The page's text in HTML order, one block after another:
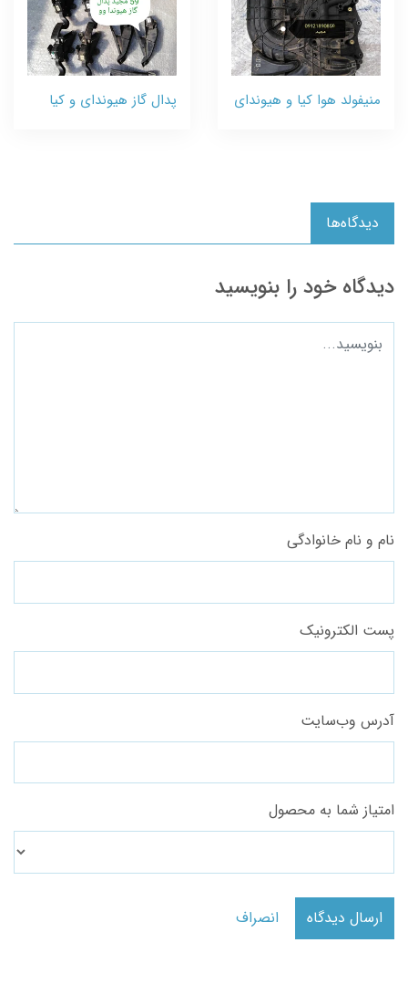
منیفولد هوا کیا و هیوندای پدال گاز هیوندای و کیا
دیدگاه‌ها
دیدگاه خود را بنویسید
نام و نام خانوادگی
پست الکترونیک
آدرس وب‌سایت
امتیاز شما به محصول
ارسال دیدگاه انصراف